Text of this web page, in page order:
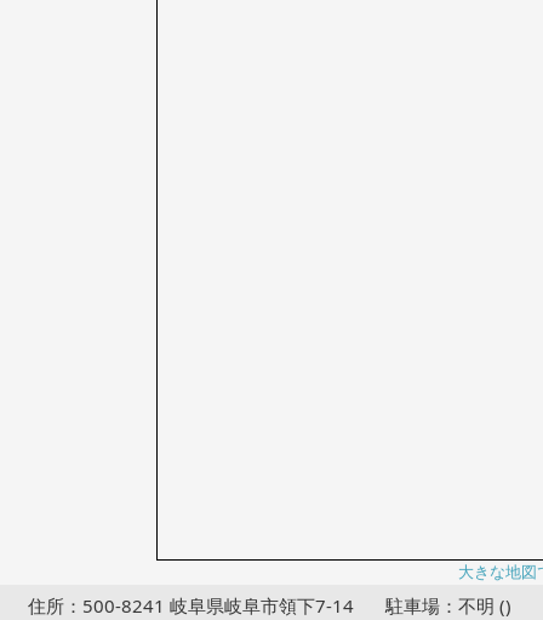
大きな地図
住所：500-8241 岐阜県岐阜市領下7-14
駐車場：不明 ()